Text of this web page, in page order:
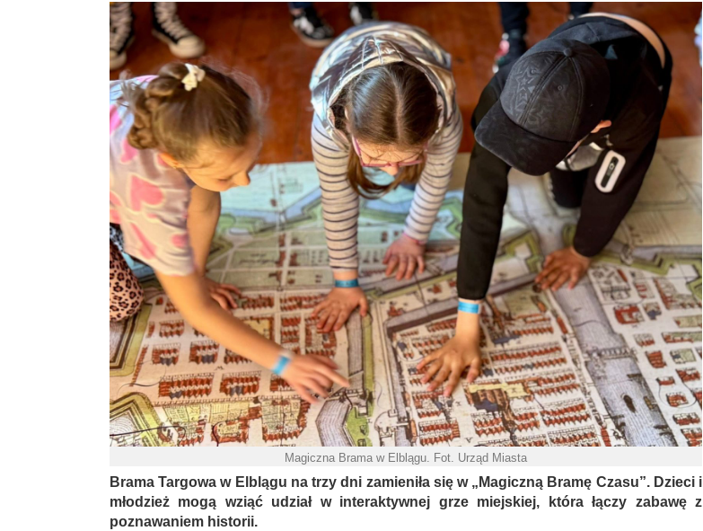
Magiczna Brama w Elblągu. Fot. Urząd Miasta
Brama Targowa w Elblągu na trzy dni zamieniła się w „Magiczną Bramę Czasu”. Dzieci i
młodzież mogą wziąć udział w interaktywnej grze miejskiej, która łączy zabawę z
poznawaniem historii.